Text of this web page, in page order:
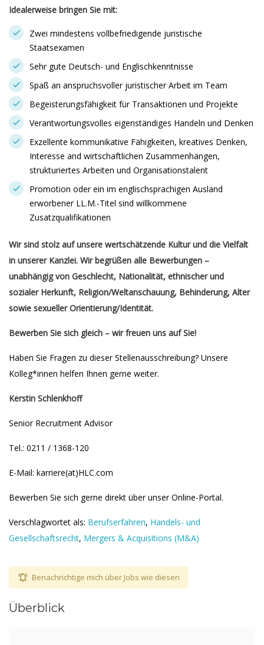
Idealerweise bringen Sie mit:
Zwei mindestens vollbefriedigende juristische
Staatsexamen
Sehr gute Deutsch- und Englischkenntnisse
Spaß an anspruchsvoller juristischer Arbeit im Team
Begeisterungsfähigkeit für Transaktionen und Projekte
Verantwortungsvolles eigenständiges Handeln und Denken
Exzellente kommunikative Fähigkeiten, kreatives Denken,
Interesse and wirtschaftlichen Zusammenhängen,
strukturiertes Arbeiten und Organisationstalent
Promotion oder ein im englischsprachigen Ausland
erworbener LL.M.-Titel sind willkommene
Zusatzqualifikationen
Wir sind stolz auf unsere wertschätzende Kultur und die Vielfalt
in unserer Kanzlei. Wir begrüßen alle Bewerbungen –
unabhängig von Geschlecht, Nationalität, ethnischer und
sozialer Herkunft, Religion/Weltanschauung, Behinderung, Alter
sowie sexueller Orientierung/Identität.
Bewerben Sie sich gleich – wir freuen uns auf Sie!
Haben Sie Fragen zu dieser Stellenausschreibung? Unsere
Kolleg*innen helfen Ihnen gerne weiter.
Kerstin Schlenkhoff
Senior Recruitment Advisor
Tel.: 0211 / 1368-120
E-Mail: karriere(at)HLC.com
Bewerben Sie sich gerne direkt über unser Online-Portal.
Verschlagwortet als: Berufserfahren, Handels- und
Gesellschaftsrecht, Mergers & Acquisitions (M&A)
Benachrichtige mich über Jobs wie diesen
Überblick